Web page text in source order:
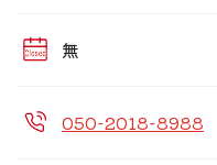
無
050-2018-8988